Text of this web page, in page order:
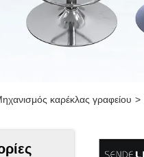
καρέκλας γραφείου >